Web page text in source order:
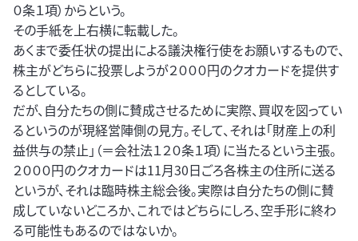
０条１項）からという。
その手紙を上右横に転載した。
あくまで委任状の提出による議決権行使をお願いするもので、
株主がどちらに投票しようが２０００円のクオカードを提供す
るとしている。
だが、自分たちの側に賛成させるために実際、買収を図ってい
るというのが現経営陣側の見方。そして、それは「財産上の利
益供与の禁止」（＝会社法１２０条１項）に当たるという主張。
２０００円のクオカードは11月30日ごろ各株主の住所に送る
というが、それは臨時株主総会後。実際は自分たちの側に賛
成していないどころか、これではどちらにしろ、空手形に終わ
る可能性もあるのではないか。